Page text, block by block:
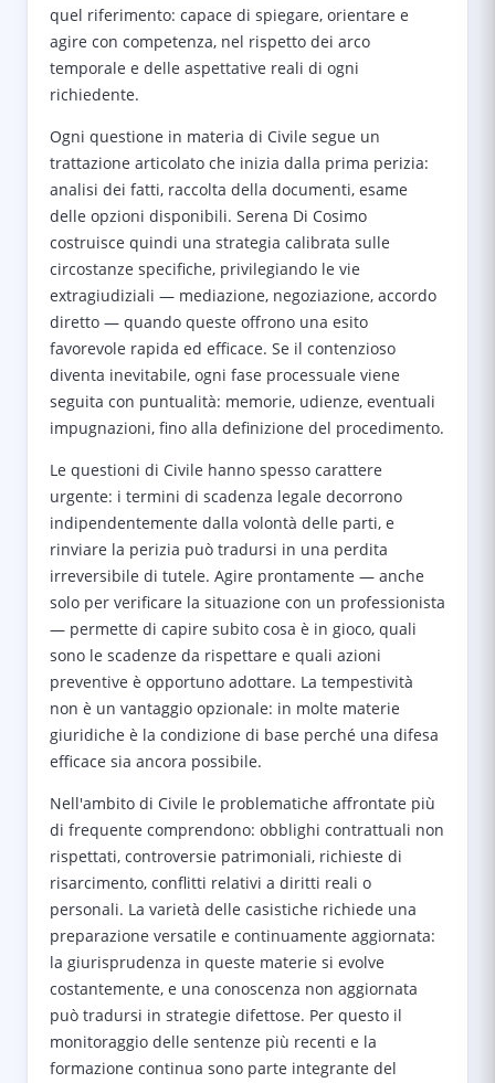
quel riferimento: capace di spiegare, orientare e
agire con competenza, nel rispetto dei arco
temporale e delle aspettative reali di ogni
richiedente.
Ogni questione in materia di Civile segue un
trattazione articolato che inizia dalla prima perizia:
analisi dei fatti, raccolta della documenti, esame
delle opzioni disponibili. Serena Di Cosimo
costruisce quindi una strategia calibrata sulle
circostanze specifiche, privilegiando le vie
extragiudiziali — mediazione, negoziazione, accordo
diretto — quando queste offrono una esito
favorevole rapida ed efficace. Se il contenzioso
diventa inevitabile, ogni fase processuale viene
seguita con puntualità: memorie, udienze, eventuali
impugnazioni, fino alla definizione del procedimento.
Le questioni di Civile hanno spesso carattere
urgente: i termini di scadenza legale decorrono
indipendentemente dalla volontà delle parti, e
rinviare la perizia può tradursi in una perdita
irreversibile di tutele. Agire prontamente — anche
solo per verificare la situazione con un professionista
— permette di capire subito cosa è in gioco, quali
sono le scadenze da rispettare e quali azioni
preventive è opportuno adottare. La tempestività
non è un vantaggio opzionale: in molte materie
giuridiche è la condizione di base perché una difesa
efficace sia ancora possibile.
Nell'ambito di Civile le problematiche affrontate più
di frequente comprendono: obblighi contrattuali non
rispettati, controversie patrimoniali, richieste di
risarcimento, conflitti relativi a diritti reali o
personali. La varietà delle casistiche richiede una
preparazione versatile e continuamente aggiornata:
la giurisprudenza in queste materie si evolve
costantemente, e una conoscenza non aggiornata
può tradursi in strategie difettose. Per questo il
monitoraggio delle sentenze più recenti e la
formazione continua sono parte integrante del